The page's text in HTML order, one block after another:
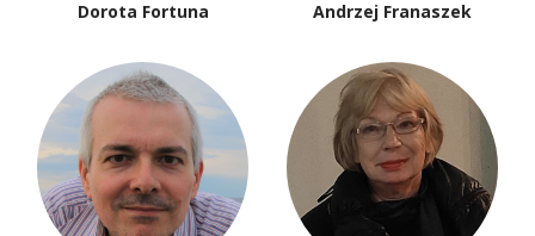
Dorota Fortuna Andrzej Franaszek